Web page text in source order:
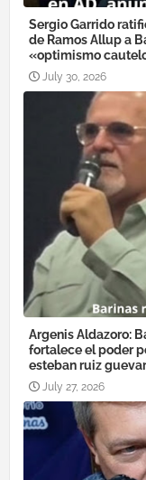
Sergio Garrido
de Ramos Allup a
«optimismo
July 30, 2026
Argenis Aldazoro:
fortalece el poder
esteban ruiz
July 27, 2026